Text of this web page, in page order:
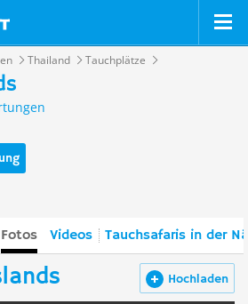
Thailand Tauchplätze
Fotos Videos Tauchsafaris in der
Hochladen